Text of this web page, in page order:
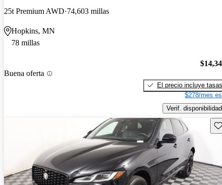
25t Premium AWD 74,603 millas
Hopkins, MN
78 millas
Buena oferta
El precio incluye tasas
$278/mes
Verif. disponibilidad